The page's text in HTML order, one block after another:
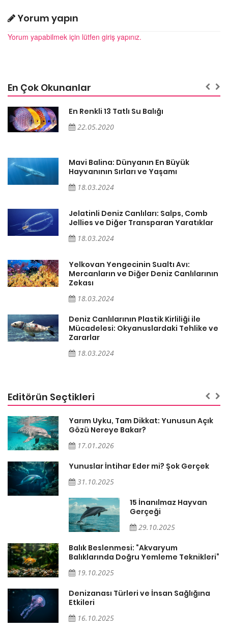
Yorum yapın
Yorum yapabilmek için lütfen giriş yapınız.
En Çok Okunanlar
En Renkli 13 Tatlı Su Balığı
22.05.2020
Mavi Balina: Dünyanın En Büyük
Hayvanının Sırları ve Yaşamı
18.03.2024
Jelatinli Deniz Canlıları: Salps, Comb
Jellies ve Diğer Transparan Yaratıklar
18.03.2024
Yelkovan Yengecinin Sualtı Avı:
Mercanların ve Diğer Deniz Canlılarının
Zekası
18.03.2024
Deniz Canlılarının Plastik Kirliliği ile
Mücadelesi: Okyanuslardaki Tehlike ve
Zararlar
18.03.2024
Editörün Seçtikleri
Yarım Uyku, Tam Dikkat: Yunusun Açık
Gözü Nereye Bakar?
17.01.2026
Yunuslar İntihar Eder mi? Şok Gerçek
31.10.2025
15 İnanılmaz Hayvan
Gerçeği
29.10.2025
Balık Beslenmesi: “Akvaryum
Balıklarında Doğru Yemleme Teknikleri”
19.10.2025
Denizanası Türleri ve İnsan Sağlığına
Etkileri
16.10.2025